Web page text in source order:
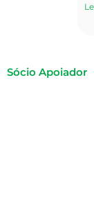
Sócio Apoiador